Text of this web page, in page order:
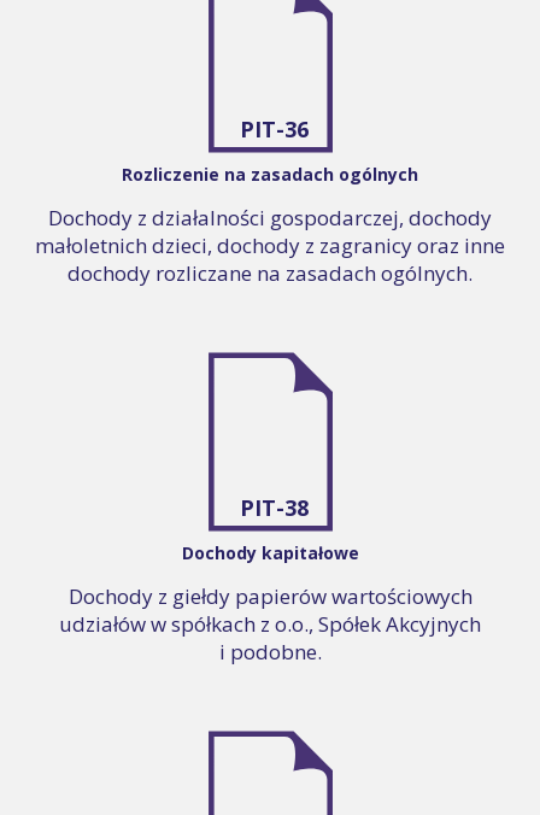
PIT-36
Rozliczenie na zasadach ogólnych
Dochody z działalności gospodarczej, dochody
małoletnich dzieci, dochody z zagranicy oraz inne
dochody rozliczane na zasadach ogólnych.
PIT-38
Dochody kapitałowe
Dochody z giełdy papierów wartościowych
udziałów w spółkach z o.o., Spółek Akcyjnych
i podobne.